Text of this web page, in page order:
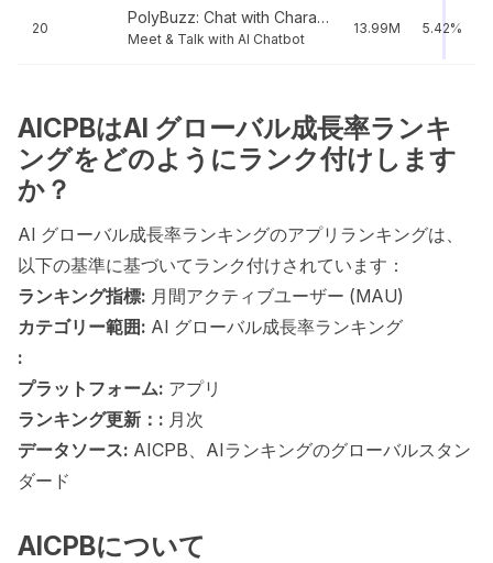
20
PolyBuzz: Chat with Characters
Meet & Talk with AI Chatbot
13.99M 5.42%
AICPBはAI グローバル成長率ランキ
ングをどのようにランク付けします
か？
AI グローバル成長率ランキングのアプリランキングは、
以下の基準に基づいてランク付けされています：
ランキング指標: 月間アクティブユーザー (MAU)
カテゴリー範囲: AI グローバル成長率ランキング
:
プラットフォーム: アプリ
ランキング更新：: 月次
データソース: AICPB、AIランキングのグローバルスタン
ダード
AICPBについて